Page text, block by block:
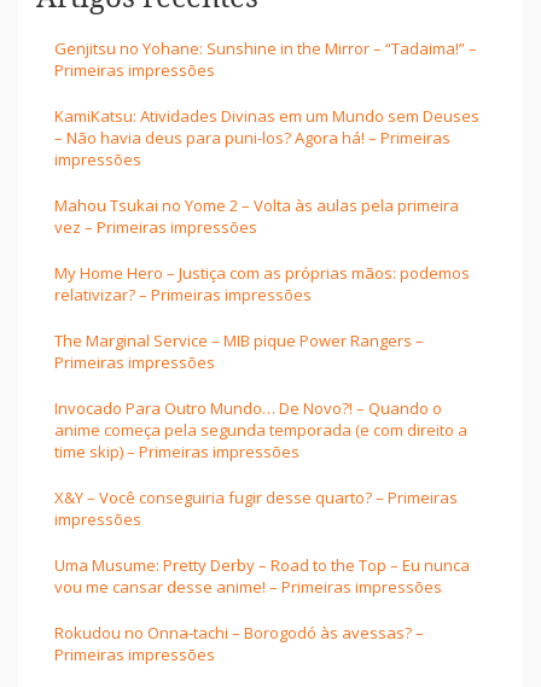
Genjitsu no Yohane: Sunshine in the Mirror – “Tadaima!” –
Primeiras impressões
KamiKatsu: Atividades Divinas em um Mundo sem Deuses
– Não havia deus para puni-los? Agora há! – Primeiras
impressões
Mahou Tsukai no Yome 2 – Volta às aulas pela primeira
vez – Primeiras impressões
My Home Hero – Justiça com as próprias mãos: podemos
relativizar? – Primeiras impressões
The Marginal Service – MIB pique Power Rangers –
Primeiras impressões
Invocado Para Outro Mundo… De Novo?! – Quando o
anime começa pela segunda temporada (e com direito a
time skip) – Primeiras impressões
X&Y – Você conseguiria fugir desse quarto? – Primeiras
impressões
Uma Musume: Pretty Derby – Road to the Top – Eu nunca
vou me cansar desse anime! – Primeiras impressões
Rokudou no Onna-tachi – Borogodó às avessas? –
Primeiras impressões